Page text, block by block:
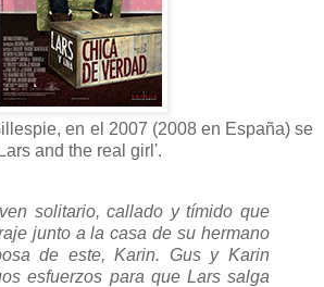
en el 2007 (2008 en España) se
and the real girl'.
solitario, callado y tímido que
junto a la casa de su hermano
de este, Karin. Gus y Karin
esfuerzos para que Lars salga